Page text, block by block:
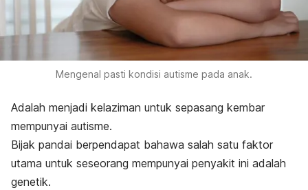
Mengenal pasti kondisi autisme pada anak.
Adalah menjadi kelaziman untuk sepasang kembar
mempunyai autisme.
Bijak pandai berpendapat bahawa salah satu faktor
utama untuk seseorang mempunyai penyakit ini adalah
genetik.